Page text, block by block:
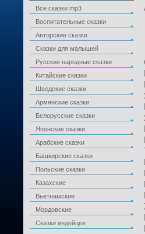
Все сказки mp3
Воспитательные сказки
Авторские сказки
Сказки для малышей
Русские народные сказки
Китайские сказки
Шведские сказки
Армянские сказки
Белорусские сказки
Японские сказки
Арабские сказки
Башкирские сказки
Польские сказки
Казахские
Вьетнамские
Мордовские
Сказки индейцев